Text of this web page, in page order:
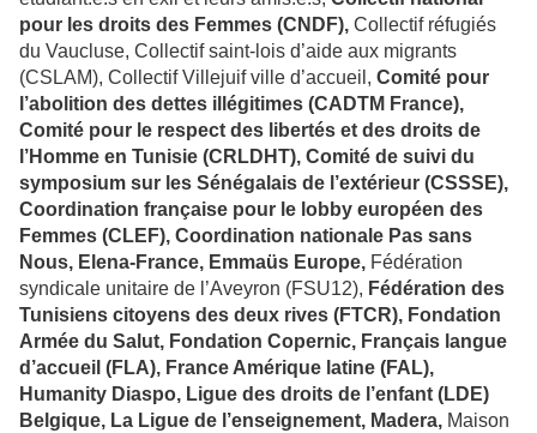
pour les droits des Femmes (CNDF), Collectif réfugiés
du Vaucluse, Collectif saint-lois d’aide aux migrants
(CSLAM), Collectif Villejuif ville d’accueil, Comité pour
l’abolition des dettes illégitimes (CADTM France),
Comité pour le respect des libertés et des droits de
l’Homme en Tunisie (CRLDHT), Comité de suivi du
symposium sur les Sénégalais de l’extérieur (CSSSE),
Coordination française pour le lobby européen des
Femmes (CLEF), Coordination nationale Pas sans
Nous, Elena-France, Emmaüs Europe, Fédération
syndicale unitaire de l’Aveyron (FSU12), Fédération des
Tunisiens citoyens des deux rives (FTCR), Fondation
Armée du Salut, Fondation Copernic, Français langue
d’accueil (FLA), France Amérique latine (FAL),
Humanity Diaspo, Ligue des droits de l’enfant (LDE)
Belgique, La Ligue de l’enseignement, Madera, Maison